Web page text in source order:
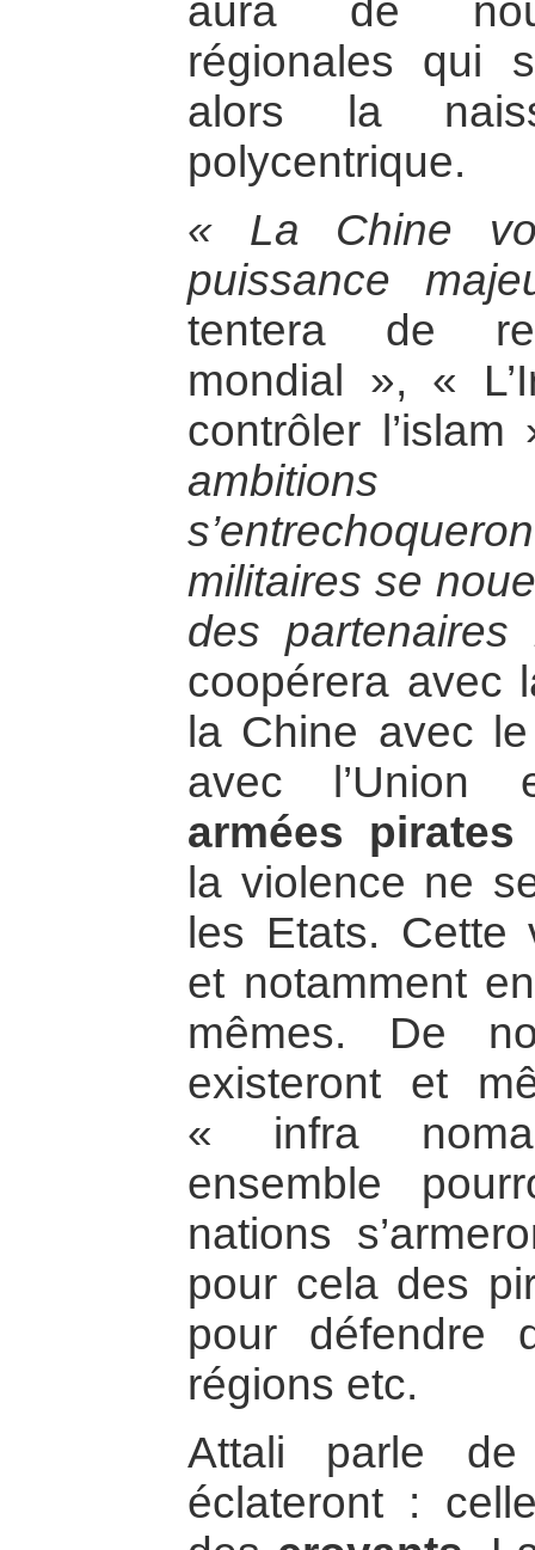
aura de
régionales qui
alors la
polycentrique.
« La Chine
puissance
tentera de
mondial », «
contrôler
militaires se
des partenaires
coopérera avec
la Chine avec
avec l’Union
armées pirates
la violence ne
les Etats. Cette
et notamment
mêmes. De
existeront et
« infra
ensemble
nations
pour cela des
pour défendre
régions etc.
Attali parle
éclateront :